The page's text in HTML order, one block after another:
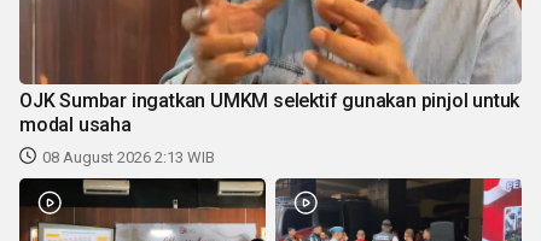
OJK Sumbar ingatkan UMKM selektif gunakan pinjol untuk
modal usaha
08 August 2026 2:13 WIB